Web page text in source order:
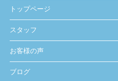
トップページ
スタッフ
お客様の声
ブログ